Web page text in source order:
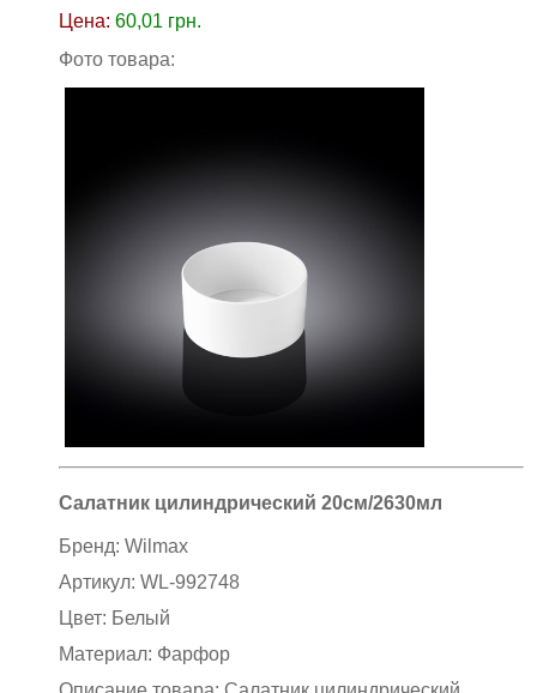
Цена: 60,01 грн.
Фото товара:
Салатник цилиндрический 20см/2630мл
Бренд: Wilmax
Артикул: WL-992748
Цвет: Белый
Материал: Фарфор